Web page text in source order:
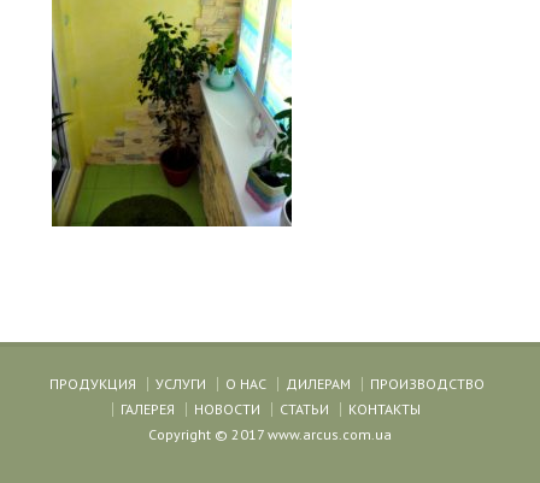
ПРОДУКЦИЯ УСЛУГИ О НАС ДИЛЕРАМ
ПРОИЗВОДСТВО
ГАЛЕРЕЯ
НОВОСТИ СТАТЬИ
КОНТАКТЫ
Copyright © 2017 www.arcus.com.ua